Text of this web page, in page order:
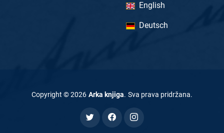
English
Deutsch
Copyright ©2026 Arka knjiga. Sva prava pridržana.